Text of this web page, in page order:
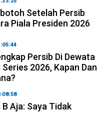
Setelah Persib
Piala Presiden 2026
Persib Di Dewata
2026, Kapan Dan
Aja: Saya Tidak